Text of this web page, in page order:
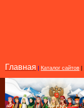
Главная | Каталог сайтов |